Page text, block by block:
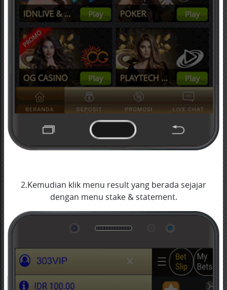
2.Kemudian klik menu result yang berada sejajar
dengan menu stake & statement.